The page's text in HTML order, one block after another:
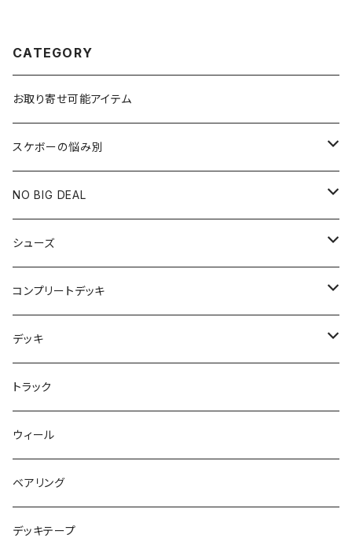
CATEGORY
お取り寄せ可能アイテム
スケボーの悩み別
膝や腰が痛い
NO BIG DEAL
NBD CUSTOMIZED
USED ITEM
Tシャツ
パンツ
キャップ
アウター
シャツ
シューズ
キッズシューズ
NIKE SB ORANGE LABEL/ISO
NIKE SB ISHOD2
NIKE SB PS8
NIKE SB DUNK
NM933
コンプリートデッキ
HI5のパーツセット
エントリーモデルコンプリート
7.7インチ
8インチ
8.2インチ
デッキ
7インチ
7.2インチ
7.3インチ
7.5インチ
トラック
ウィール
ベアリング
デッキテープ